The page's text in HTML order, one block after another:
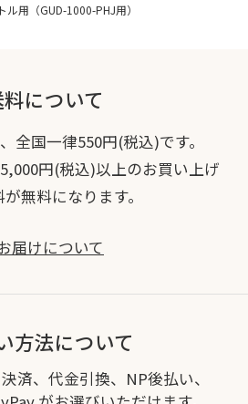
用（GUD-1000-PHJ用）
について
全国一律550円(税込)です。
円(税込)以上のお買い上げ
無料になります。
届けについて
方法について
済、代金引換、NP後払い、